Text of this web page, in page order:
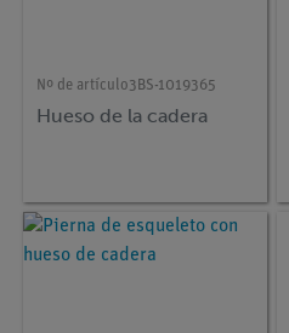
Nº de artículo3BS-1019365
Hueso de la cadera